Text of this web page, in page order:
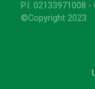
P.I. 02133971008 -
©Copyright 2023